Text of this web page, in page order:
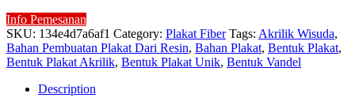
Info Pemesanan
SKU: 134e4d7a6af1 Category: Plakat Fiber Tags: Akrilik Wisuda,
Bahan Pembuatan Plakat Dari Resin, Bahan Plakat, Bentuk Plakat,
Bentuk Plakat Akrilik, Bentuk Plakat Unik, Bentuk Vandel
Description